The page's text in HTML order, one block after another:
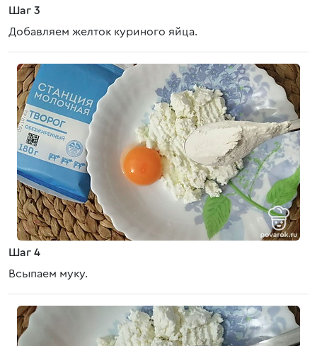
Шаг 3
Добавляем желток куриного яйца.
Шаг 4
Всыпаем муку.